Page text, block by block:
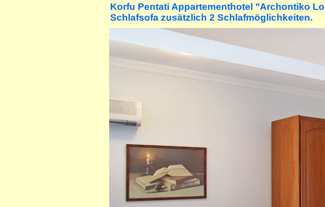
Korfu Pentati Appartementhotel "Archontiko
Schlafsofa zusätzlich 2 Schlafmöglichkeiten.